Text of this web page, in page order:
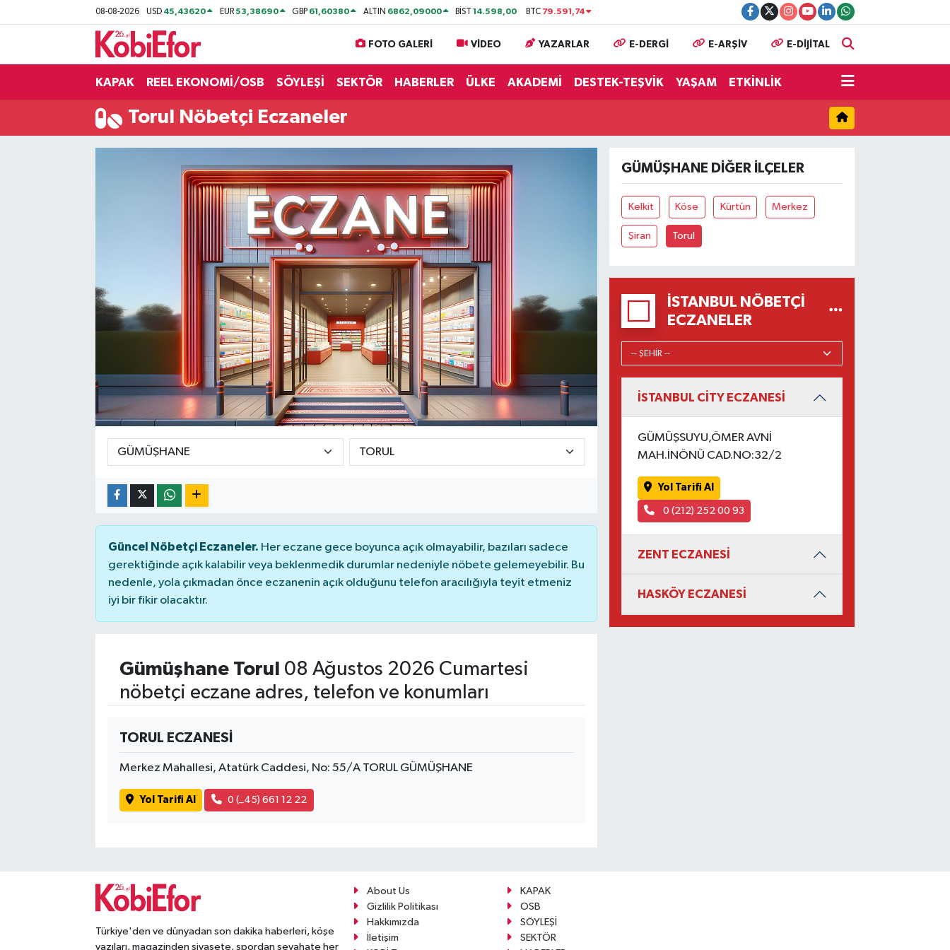
08-08-2026 USD 45,43620 EUR53,38690 GBP 61,60380 ALTIN 6862,09000 BİST14.598,00 BTC 79.591,74
FOTO GALERİ VİDEO YAZARLAR E-DERGİ E-ARŞİV E-DİJİTAL
KAPAK REEL EKONOMİ/OSB SÖYLEŞİ SEKTÖR HABERLER ÜLKE AKADEMİ DESTEK-TEŞVİK YAŞAM ETKİNLİK
Torul Nöbetçi Eczaneler
Güncel Nöbetçi Eczaneler. Her eczane gece boyunca açık olmayabilir, bazıları sadece
gerektiğinde açık kalabilir veya beklenmedik durumlar nedeniyle nöbete gelemeyebilir. Bu
nedenle, yola çıkmadan önce eczanenin açık olduğunu telefon aracılığıyla teyit etmeniz
iyi bir fikir olacaktır.
Gümüşhane Torul 08 Ağustos 2026 Cumartesi
nöbetçi eczane adres, telefon ve konumları
TORUL ECZANESİ
Merkez Mahallesi, Atatürk Caddesi, No: 55/A TORUL GÜMÜŞHANE
Yol Tarifi Al 0 (_45) 661 12 22
GÜMÜŞHANE DIĞER İLÇELER
Kelkit Köse Kürtün Merkez
Şiran Torul
İSTANBUL NÖBETÇI
ECZANELER
İSTANBUL CİTY ECZANESİ
GÜMÜŞSUYU,ÖMER AVNİ
MAH.İNÖNÜ CAD.NO:32/2
Yol Tarifi Al
0 (212) 252 00 93
ZENT ECZANESİ
HASKÖY ECZANESİ
Türkiye'den ve dünyadan son dakika haberleri, köşe
yazıları, magazinden siyasete, spordan seyahate her
About Us
KAPAK
Gizlilik Politikası
OSB
Hakkımızda
SÖYLEŞİ
İletişim
SEKTÖR
BİLİŞİM PANO
DESTEK-TEŞVİK
ŞİRKET PANO